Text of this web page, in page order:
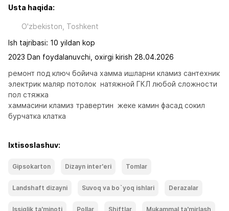
Usta haqida:
O'zbekiston, Toshkent
Ish tajribasi: 10 yildan kop
2023 Dan foydalanuvchi, oxirgi kirish 28.04.2026
ремонт под ключ бойича хамма ишларни кламиз сантехник
электрик маляр потолок  натяжной ГКЛ любой сложности
пол стяжка
хаммасини кламиз травертин  жеке камин фасад сокил
бурчатка клатка
Ixtisoslashuv:
Gipsokarton Dizayn inter'eri Tomlar
Landshaft dizayni Suvoq va bo`yoq ishlari Derazalar
Issiqlik ta'minoti Pollar Shiftlar Mukammal ta'mirlash